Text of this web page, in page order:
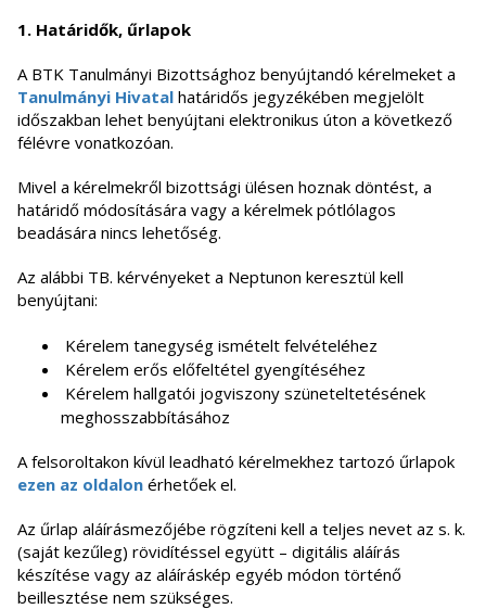
1. Határidők, űrlapok
A BTK Tanulmányi Bizottsághoz benyújtandó kérelmeket a
Tanulmányi Hivatal határidős jegyzékében megjelölt
időszakban lehet benyújtani elektronikus úton a következő
félévre vonatkozóan.
Mivel a kérelmekről bizottsági ülésen hoznak döntést, a
határidő módosítására vagy a kérelmek pótlólagos
beadására nincs lehetőség.
Az alábbi TB. kérvényeket a Neptunon keresztül kell
benyújtani:
Kérelem tanegység ismételt felvételéhez
Kérelem erős előfeltétel gyengítéséhez
Kérelem hallgatói jogviszony szüneteltetésének
meghosszabbításához
A felsoroltakon kívül leadható kérelmekhez tartozó űrlapok
ezen az oldalon érhetőek el.
Az űrlap aláírásmezőjébe rögzíteni kell a teljes nevet az s. k.
(saját kezűleg) rövidítéssel együtt – digitális aláírás
készítése vagy az aláíráskép egyéb módon történő
beillesztése nem szükséges.